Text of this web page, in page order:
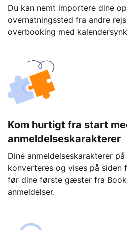
Du kan nemt importere dine
overnatningssted fra andre
overbooking med
Kom hurtigt fra start
anmeldelseskarakterer
Dine anmeldelseskarakterer
konverteres og vises på siden
før dine første gæster fra
anmeldelser.